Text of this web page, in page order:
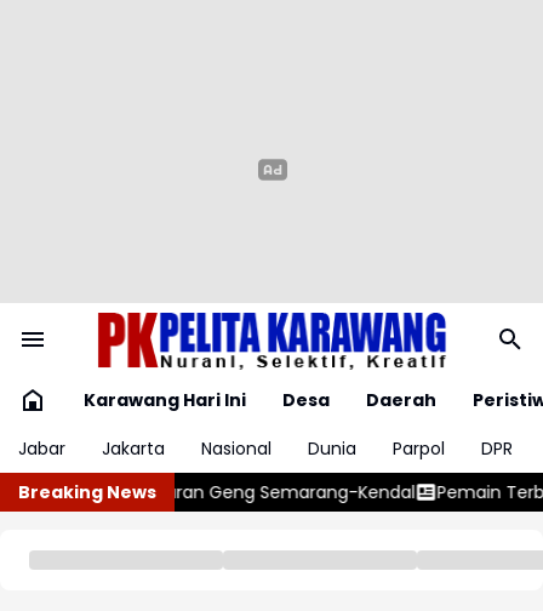
Karawang Hari Ini Desa Daerah
Jabar
Jakarta Nasional Dunia Parpol
DPR
Breaking News
Kendal Pemain Terbaik Piala Dunia 2026 Siap Berlabu